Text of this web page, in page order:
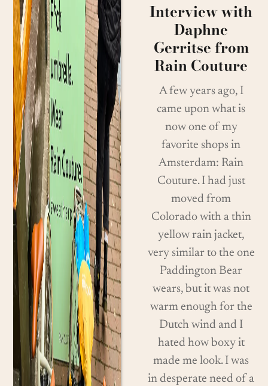
Interview with
Daphne
Gerritse from
Rain Couture
A few years ago, I
came upon what is
now one of my
favorite shops in
Amsterdam: Rain
Couture. I had just
moved from
Colorado with a thin
yellow rain jacket,
very similar to the one
Paddington Bear
wears, but it was not
warm enough for the
Dutch wind and I
hated how boxy it
made me look. I was
in desperate need of a